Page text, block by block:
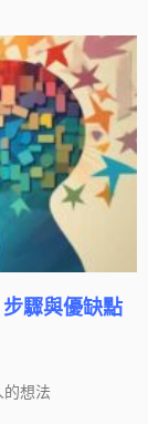
驟與優缺點
的想法